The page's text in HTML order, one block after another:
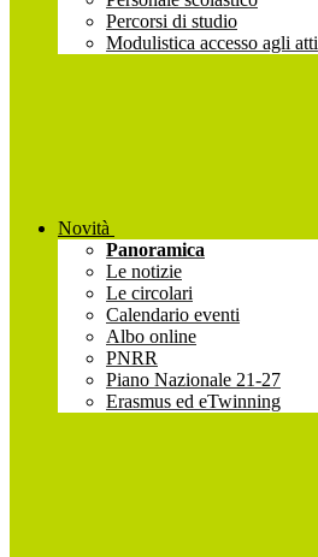
Percorsi di studio
Modulistica accesso agli atti
Novità
Panoramica
Le notizie
Le circolari
Calendario eventi
Albo online
PNRR
Piano Nazionale 21-27
Erasmus ed eTwinning